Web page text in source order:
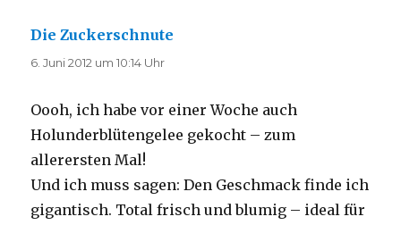
Die Zuckerschnute
6. Juni 2012 um 10:14 Uhr
Oooh, ich habe vor einer Woche auch
Holunderblütengelee gekocht – zum
allerersten Mal!
Und ich muss sagen: Den Geschmack finde ich
gigantisch. Total frisch und blumig – ideal für